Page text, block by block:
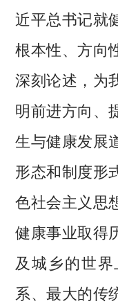
近平总书记就
根本性、方向
深刻论述，为
明前进方向、
生与健康发展
形态和制度形
色社会主义思
健康事业取得
及城乡的世
系、最大的传